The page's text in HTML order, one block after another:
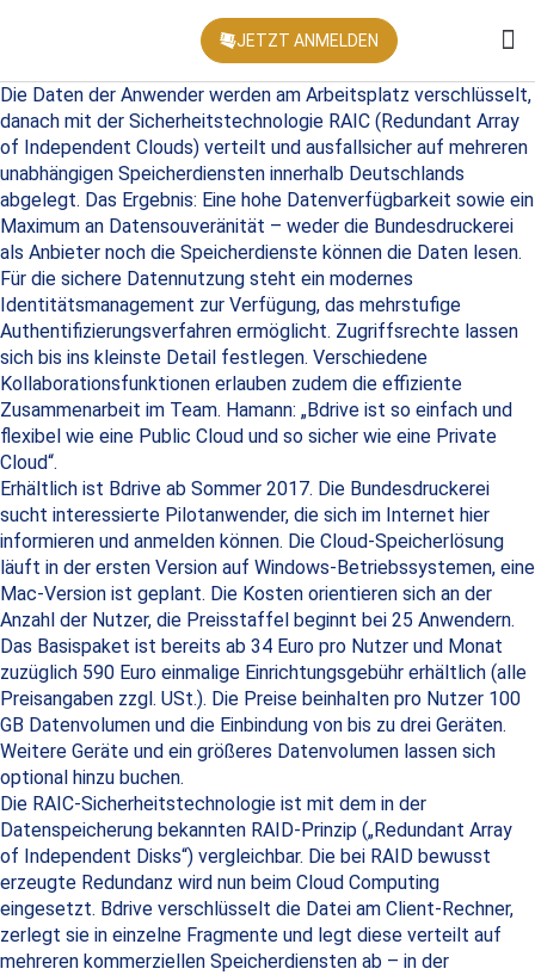
JETZT ANMELDEN
Die Daten der Anwender werden am Arbeitsplatz verschlüsselt,
danach mit der Sicherheitstechnologie RAIC (Redundant Array
of Independent Clouds) verteilt und ausfallsicher auf mehreren
unabhängigen Speicherdiensten innerhalb Deutschlands
abgelegt. Das Ergebnis: Eine hohe Datenverfügbarkeit sowie ein
Maximum an Datensouveränität – weder die Bundesdruckerei
als Anbieter noch die Speicherdienste können die Daten lesen.
Für die sichere Datennutzung steht ein modernes
Identitätsmanagement zur Verfügung, das mehrstufige
Authentifizierungsverfahren ermöglicht. Zugriffsrechte lassen
sich bis ins kleinste Detail festlegen. Verschiedene
Kollaborationsfunktionen erlauben zudem die effiziente
Zusammenarbeit im Team. Hamann: „Bdrive ist so einfach und
flexibel wie eine Public Cloud und so sicher wie eine Private
Cloud“.
Erhältlich ist Bdrive ab Sommer 2017. Die Bundesdruckerei
sucht interessierte Pilotanwender, die sich im Internet hier
informieren und anmelden können. Die Cloud-Speicherlösung
läuft in der ersten Version auf Windows-Betriebssystemen, eine
Mac-Version ist geplant. Die Kosten orientieren sich an der
Anzahl der Nutzer, die Preisstaffel beginnt bei 25 Anwendern.
Das Basispaket ist bereits ab 34 Euro pro Nutzer und Monat
zuzüglich 590 Euro einmalige Einrichtungsgebühr erhältlich (alle
Preisangaben zzgl. USt.). Die Preise beinhalten pro Nutzer 100
GB Datenvolumen und die Einbindung von bis zu drei Geräten.
Weitere Geräte und ein größeres Datenvolumen lassen sich
optional hinzu buchen.
Die RAIC-Sicherheitstechnologie ist mit dem in der
Datenspeicherung bekannten RAID-Prinzip („Redundant Array
of Independent Disks“) vergleichbar. Die bei RAID bewusst
erzeugte Redundanz wird nun beim Cloud Computing
eingesetzt. Bdrive verschlüsselt die Datei am Client-Rechner,
zerlegt sie in einzelne Fragmente und legt diese verteilt auf
mehreren kommerziellen Speicherdiensten ab – in der